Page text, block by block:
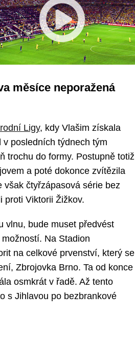
měsíce neporažená
Ligy, kdy Vlašim získala
posledních týdnech tým
trochu do formy. Postupně totiž
a poté dokonce zvítězila
však čtyřzápasová série bez
proti Viktorii Žižkov.
vlnu, bude muset předvést
Na Stadion
na celkové prvenství, který se
Zbrojovka Brno. Ta od konce
osmkrát v řadě. Až tento
s Jihlavou po bezbrankové